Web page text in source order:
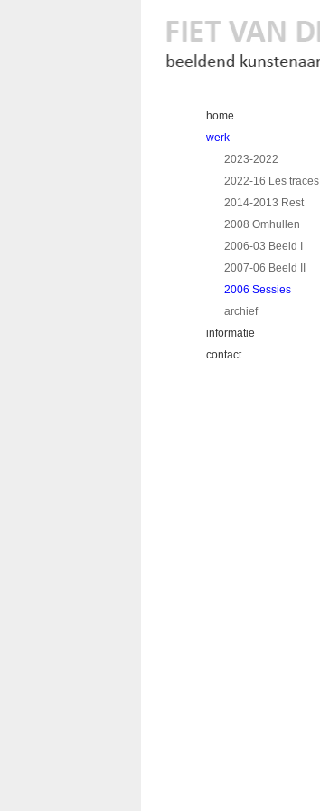
home
werk
2023-2022
2022-16 Les traces
2014-2013 Rest
2008 Omhullen
2006-03 Beeld I
2007-06 Beeld II
2006 Sessies
archief
informatie
contact